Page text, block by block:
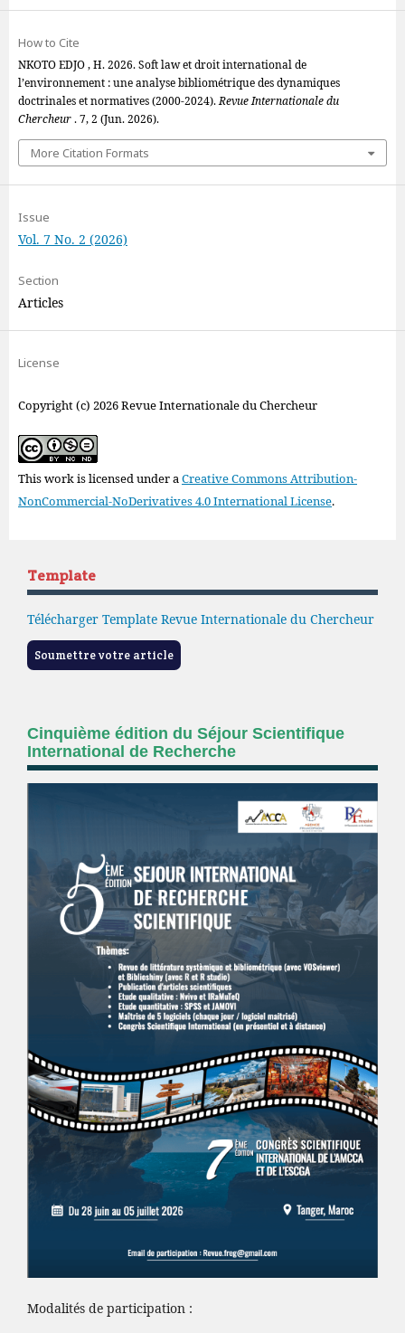
How to Cite
NKOTO EDJO , H. 2026. Soft law et droit international de
l’environnement : une analyse bibliométrique des dynamiques
doctrinales et normatives (2000-2024).Revue Internationale du
Chercheur. 7, 2 (Jun. 2026).
More Citation Formats
Issue
Vol. 7 No. 2 (2026)
Section
Articles
License
Copyright (c) 2026 Revue Internationale du Chercheur
This work is licensed under aCreative Commons Attribution-
NonCommercial-NoDerivatives 4.0 International License.
Template
Télécharger Template Revue Internationale du Chercheur
Soumettre votre article
Cinquième édition du Séjour Scientifique
International de Recherche
Modalités de participation :